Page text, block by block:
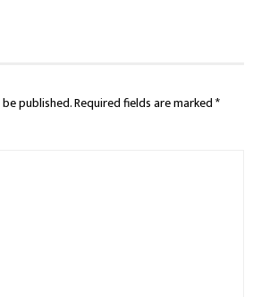
published.Required fields are marked*